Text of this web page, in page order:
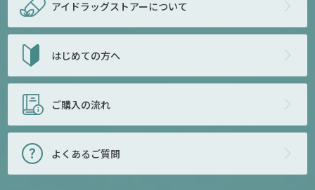
アイドラッグストアーについて
はじめての方へ
ご購入の流れ
よくあるご質問